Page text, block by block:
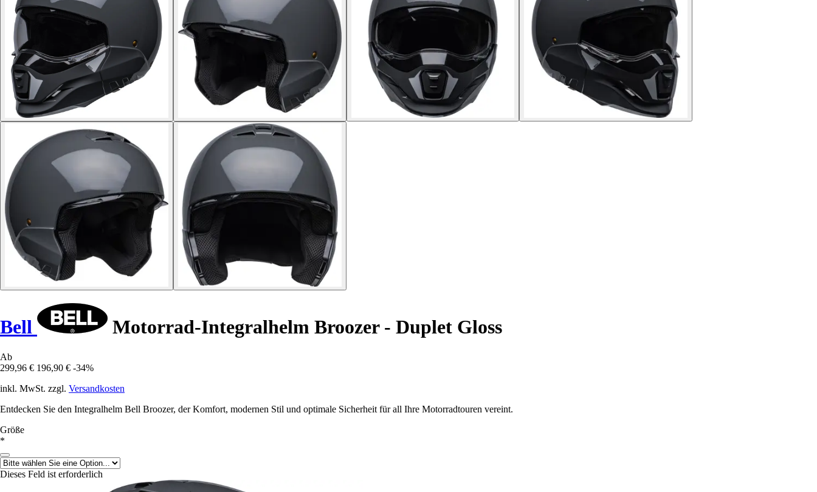
Bell Motorrad-Integralhelm Broozer - Duplet Gloss
Ab
299,96 € 196,90 € -34%
inkl. MwSt. zzgl. Versandkosten
Entdecken Sie den Integralhelm Bell Broozer, der Komfort, modernen Stil und optimale Sicherheit für all Ihre Motorradtouren vereint.
Größe
*
Dieses Feld ist erforderlich